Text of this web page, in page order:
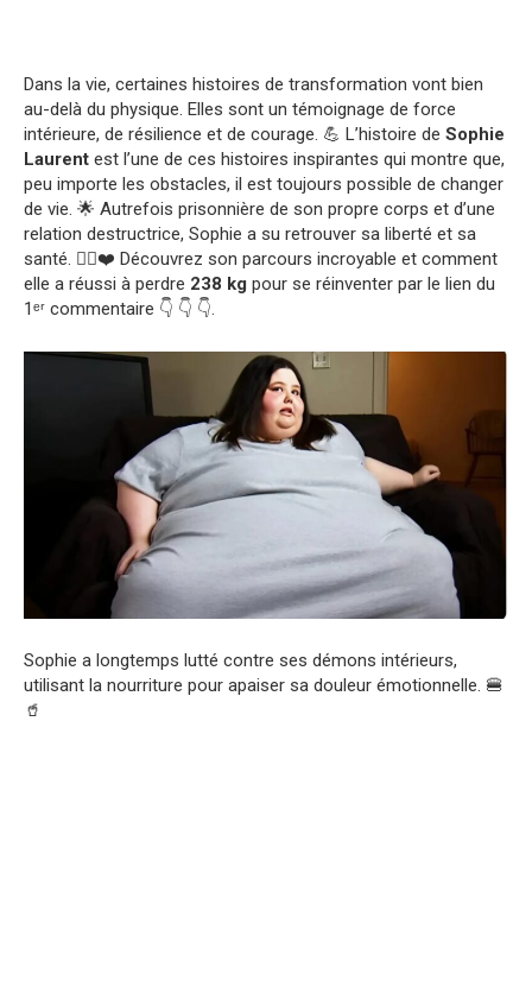
Dans la vie, certaines histoires de transformation vont bien
au-delà du physique. Elles sont un témoignage de force
intérieure, de résilience et de courage. 💪 L’histoire de Sophie
Laurent est l’une de ces histoires inspirantes qui montre que,
peu importe les obstacles, il est toujours possible de changer
de vie. 🌟 Autrefois prisonnière de son propre corps et d’une
relation destructrice, Sophie a su retrouver sa liberté et sa
santé. 🧍‍♀️❤️ Découvrez son parcours incroyable et comment
elle a réussi à perdre 238 kg pour se réinventer par le lien du
1ᵉʳ commentaire 👇 👇 👇.
Sophie a longtemps lutté contre ses démons intérieurs,
utilisant la nourriture pour apaiser sa douleur émotionnelle. 🍔
🥤